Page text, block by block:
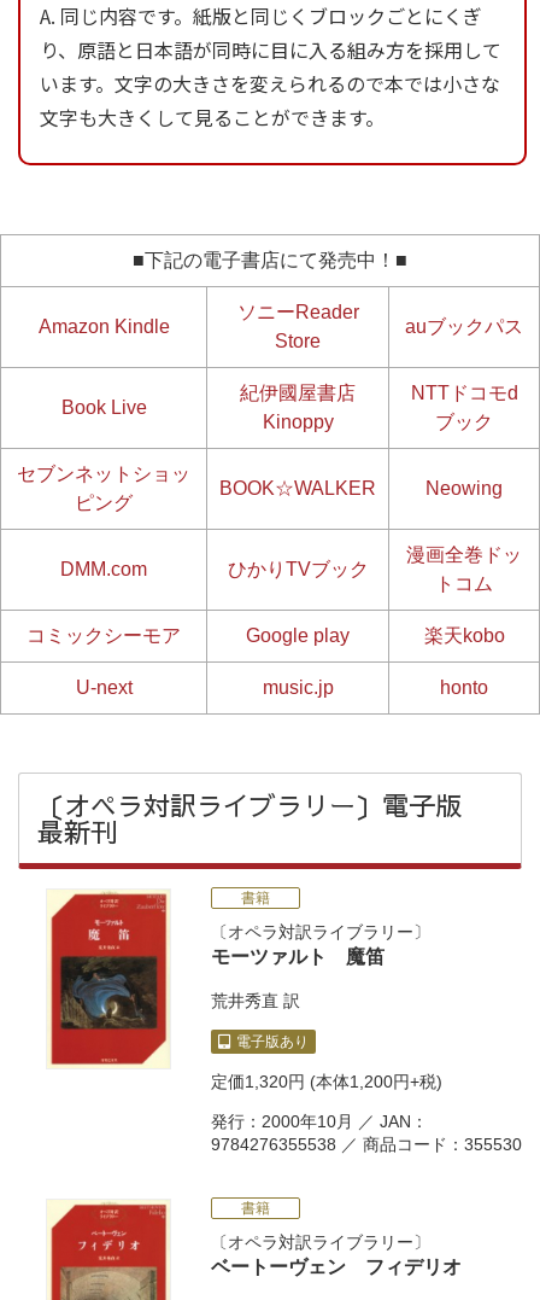
A. 同じ内容です。紙版と同じくブロックごとにくぎ
り、原語と日本語が同時に目に入る組み方を採用して
います。文字の大きさを変えられるので本では小さな
文字も大きくして見ることができます。
■下記の電子書店にて発売中！■
Amazon Kindle
ソニーReader
Store
auブックパス
Book Live
紀伊國屋書店
Kinoppy
NTTドコモd
ブック
セブンネットショッ
ピング
BOOK☆WALKER Neowing
DMM.com ひかりTVブック
漫画全巻ドッ
トコム
コミックシーモア Google play 楽天kobo
U-next music.jp honto
〔オペラ対訳ライブラリー〕電子版
最新刊
書籍
オペラ対訳ライブラリー
モーツァルト 魔笛
荒井秀直 訳
電子版あり
定価1,320円 (本体1,200円+税)
発行：2000年10月 ／ JAN：
9784276355538 ／ 商品コード：355530
書籍
オペラ対訳ライブラリー
ベートーヴェン フィデリオ